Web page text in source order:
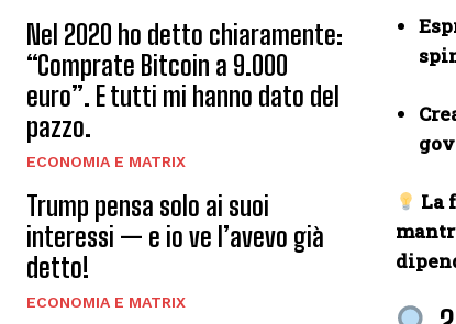
Nel 2020 ho detto chiaramente:
“Comprate Bitcoin a 9.000
euro”. E tutti mi hanno dato del
pazzo.
ECONOMIA E MATRIX
Trump pensa solo ai suoi
interessi — e io ve l’avevo già
detto!
ECONOMIA E MATRIX
La